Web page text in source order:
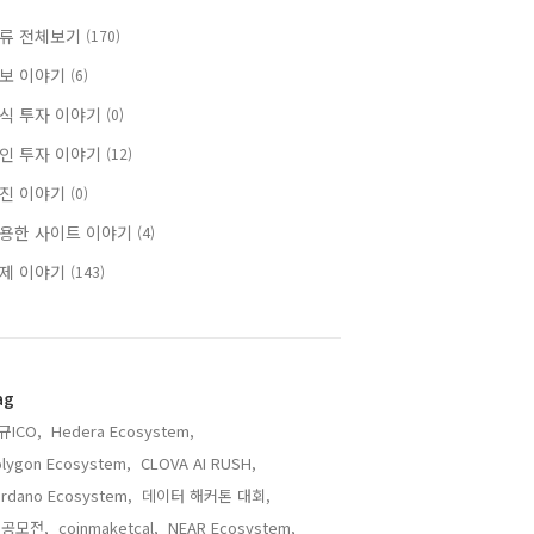
전체보기 (170)
이야기 (6)
투자 이야기 (0)
투자 이야기 (12)
이야기 (0)
한 사이트 이야기 (4)
이야기 (143)
ICO, Hedera Ecosystem,
Ecosystem, CLOVA AI RUSH,
Ecosystem, 데이터 해커톤 대회,
모전, coinmaketcal, NEAR Ecosystem,